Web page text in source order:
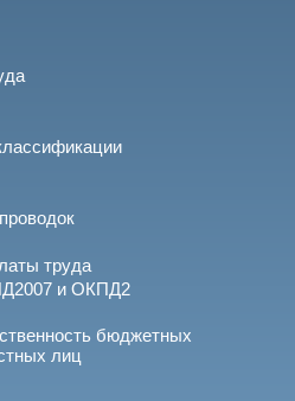
труда
и ОКПД2
бюджетных
лиц